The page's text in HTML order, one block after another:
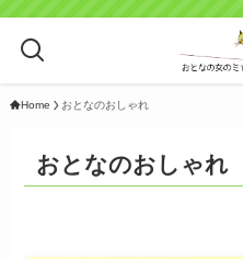
Home おとなのおしゃれ
おとなのおしゃれ